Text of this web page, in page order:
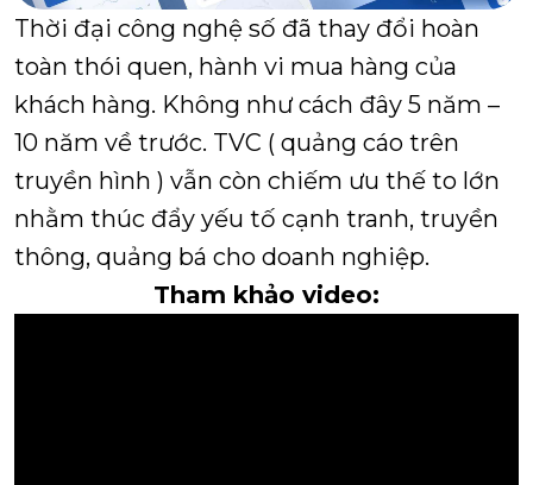
Thời đại công nghệ số đã thay đổi hoàn
toàn thói quen, hành vi mua hàng của
khách hàng. Không như cách đây 5 năm –
10 năm về trước. TVC ( quảng cáo trên
truyền hình ) vẫn còn chiếm ưu thế to lớn
nhằm thúc đẩy yếu tố cạnh tranh, truyền
thông, quảng bá cho doanh nghiệp.
Tham khảo video: